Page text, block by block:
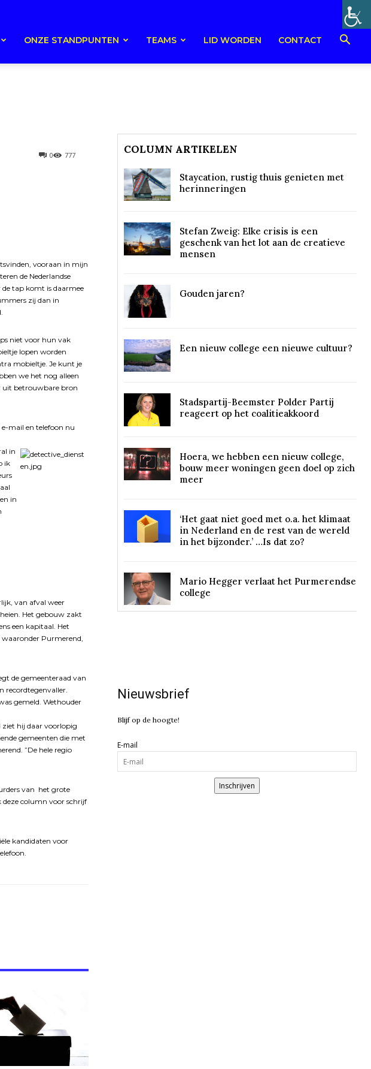
ONZE STANDPUNTEN TEAMS LID WORDEN CONTACT
777
0
vooraan in mijn
de Nederlandse
de tap komt is daarmee
zij dan in
niet voor hun vak
lopen worden
mobieltje. Je kunt je
we het nog alleen
uit betrouwbare bron
mail en telefoon nu
in
ik
in
van afval weer
Het gebouw zakt
een kapitaal. Het
Purmerend,
de gemeenteraad van
recordtegenvaller.
gemeld. Wethouder
ziet hij daar voorlopig
gemeenten die met
”De hele regio
van het grote
deze column voor schrijf
kandidaten voor
COLUMN ARTIKELEN
Staycation, rustig thuis genieten met
herinneringen
Stefan Zweig: Elke crisis is een
geschenk van het lot aan de creatieve
mensen
Gouden jaren?
Een nieuw college een nieuwe cultuur?
Stadspartij-Beemster Polder Partij
reageert op het coalitieakkoord
Hoera, we hebben een nieuw college,
bouw meer woningen geen doel op zich
meer
‘Het gaat niet goed met o.a. het klimaat
in Nederland en de rest van de wereld
in het bijzonder.’ …Is dat zo?
Mario Hegger verlaat het Purmerendse
college
Nieuwsbrief
Blijf op de hoogte!
E-mail
Inschrijven